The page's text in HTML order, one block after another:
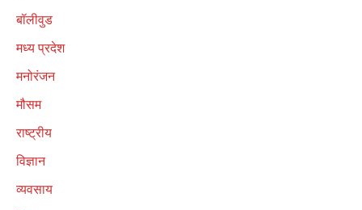
बॉलीवुड
मध्य प्रदेश
मनोरंजन
मौसम
राष्ट्रीय
विज्ञान
व्यवसाय